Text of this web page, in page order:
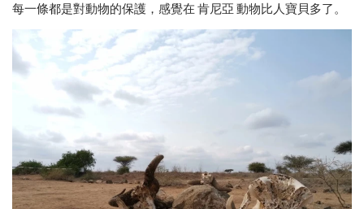
每一條都是對動物的保護，感覺在 肯尼亞 動物比人寶貝多了。